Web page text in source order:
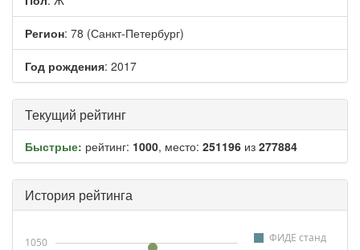
Регион: 78 (Санкт-Петербург)
Год рождения: 2017
Текущий рейтинг
Быстрые: рейтинг: 1000, место: 251196 из 277884
История рейтинга
ФИДЕ станд
1050